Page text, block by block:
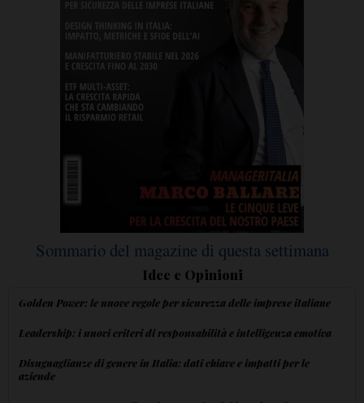
Sommario del magazine di questa settimana
Idee e Opinioni
Golden Power: le nuove regole per sicurezza delle imprese italiane
Leadership: i nuovi criteri di responsabilità e intelligenza emotiva
Disuguaglianze di genere in Italia: dati chiave e impatti per le
aziende